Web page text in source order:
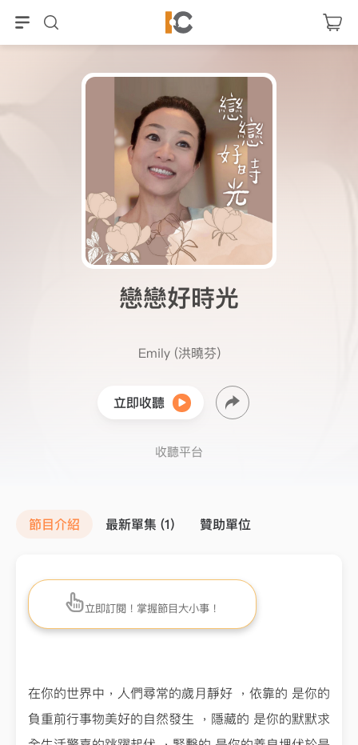
戀戀好時光
Emily (洪曉芬)
立即收聽
收聽平台
節目介紹 最新單集 (1) 贊助單位
立即訂閱！掌握節目大小事！
在你的世界中，人們尋常的歲月靜好 ，依靠的 是你的
負重前行事物美好的自然發生 ，隱藏的 是你的默默求